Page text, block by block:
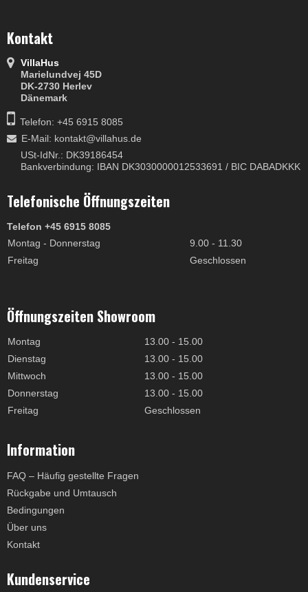
Kontakt
VillaHus
Marielundvej 45D
DK-2730 Herlev
Dänemark
Telefon: +45 6915 8085
E-Mail: kontakt@villahus.de
USt-IdNr.: DK39186454
Bankverbindung: IBAN DK3030000012533691 / BIC DABADKKK
Telefonische Öffnungszeiten
Telefon +45 6915 8085
Montag - Donnerstag
9.00 - 11.30
Freitag
Geschlossen
Öffnungszeiten Showroom
Montag
13.00 - 15.00
Dienstag
13.00 - 15.00
Mittwoch
13.00 - 15.00
Donnerstag
13.00 - 15.00
Freitag
Geschlossen
Information
FAQ – Häufig gestellte Fragen
Rückgabe und Umtausch
Bedingungen
Über uns
Kontakt
Kundenservice